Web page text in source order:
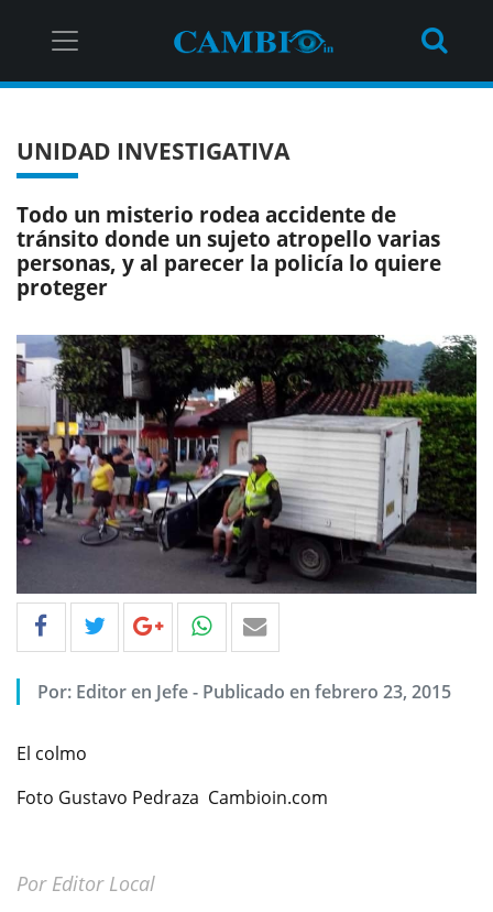
UNIDAD INVESTIGATIVA
Todo un misterio rodea accidente de
tránsito donde un sujeto atropello varias
personas, y al parecer la policía lo quiere
proteger
Por: Editor en Jefe - Publicado en febrero 23, 2015
El colmo
Foto Gustavo Pedraza Cambioin.com
Por Editor Local